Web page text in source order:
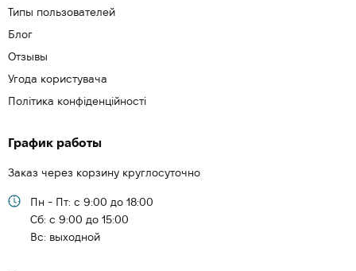
Типы пользователей
Блог
Отзывы
Угода користувача
Політика конфіденційності
График работы
Заказ через корзину круглосуточно
Пн - Пт: с 9:00 до 18:00
Cб: с 9:00 до 15:00
Вс: выходной